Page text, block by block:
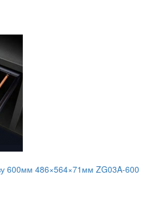
600мм 486×564×71мм ZG03A-600